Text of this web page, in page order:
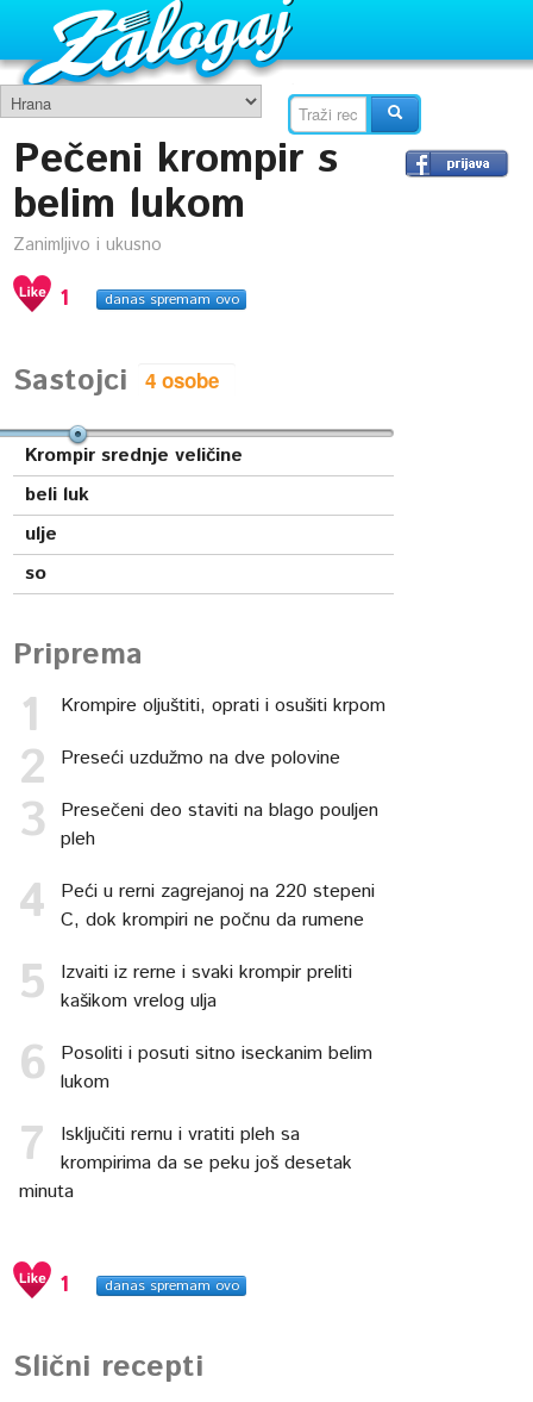
Pečeni krompir s
belim lukom
Zanimljivo i ukusno
1 danas spremam ovo
Sastojci
Krompir srednje veličine
beli luk
ulje
so
Priprema
Krompire oljuštiti, oprati i osušiti krpom
Preseći uzdužmo na dve polovine
Presečeni deo staviti na blago pouljen
pleh
Peći u rerni zagrejanoj na 220 stepeni
C, dok krompiri ne počnu da rumene
Izvaiti iz rerne i svaki krompir preliti
kašikom vrelog ulja
Posoliti i posuti sitno iseckanim belim
lukom
Isključiti rernu i vratiti pleh sa
krompirima da se peku još desetak
minuta
1 danas spremam ovo
Slični recepti